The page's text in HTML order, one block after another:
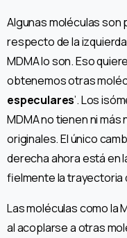
Algunas moléculas
respecto de la izquierda
MDMA lo son. Eso
obtenemos otras
especulares’. Los
MDMA no tienen ni
originales. El único
derecha ahora está en
fielmente la trayectoria
Las moléculas como la
al acoplarse a otras